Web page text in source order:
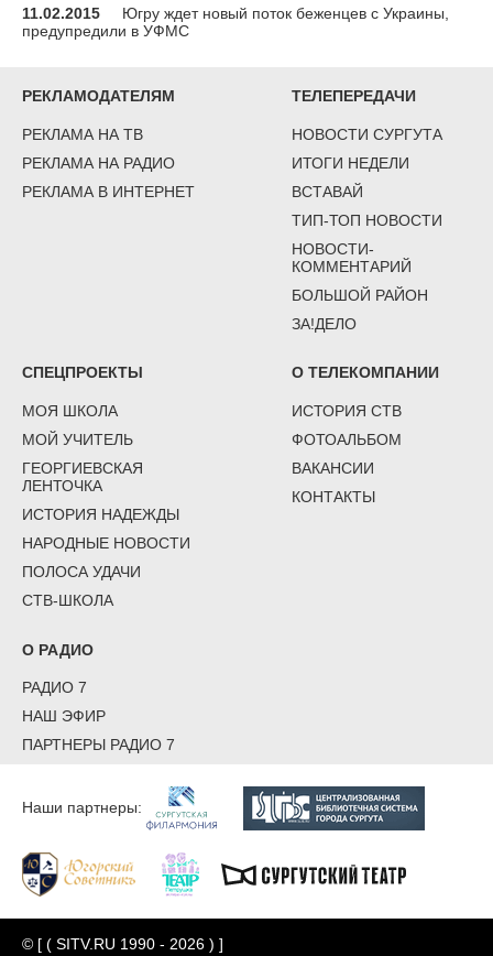
11.02.2015
Югру ждет новый поток беженцев с Украины,
предупредили в УФМС
РЕКЛАМОДАТЕЛЯМ
РЕКЛАМА НА ТВ
РЕКЛАМА НА РАДИО
РЕКЛАМА В ИНТЕРНЕТ
ТЕЛЕПЕРЕДАЧИ
НОВОСТИ СУРГУТА
ИТОГИ НЕДЕЛИ
ВСТАВАЙ
ТИП-ТОП НОВОСТИ
НОВОСТИ-
КОММЕНТАРИЙ
БОЛЬШОЙ РАЙОН
ЗА!ДЕЛО
СПЕЦПРОЕКТЫ
МОЯ ШКОЛА
МОЙ УЧИТЕЛЬ
ГЕОРГИЕВСКАЯ
ЛЕНТОЧКА
ИСТОРИЯ НАДЕЖДЫ
НАРОДНЫЕ НОВОСТИ
ПОЛОСА УДАЧИ
СТВ-ШКОЛА
О ТЕЛЕКОМПАНИИ
ИСТОРИЯ СТВ
ФОТОАЛЬБОМ
ВАКАНСИИ
КОНТАКТЫ
О РАДИО
РАДИО 7
НАШ ЭФИР
ПАРТНЕРЫ РАДИО 7
Наши партнеры:
© [ ( SITV.RU 1990 - 2026 ) ]